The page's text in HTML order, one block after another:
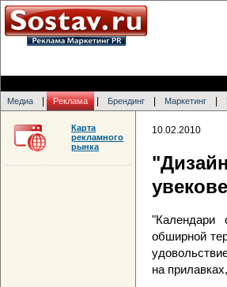
Медиа Реклама Брендинг Маркетинг
10.02.2010
"Календари
обширной
на
Карта
рекламного
рынка